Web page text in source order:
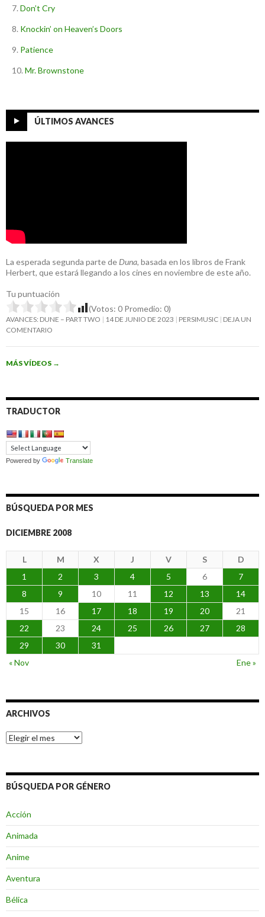
Don’t Cry
Knockin’ on Heaven’s Doors
Patience
Mr. Brownstone
ÚLTIMOS AVANCES
La esperada segunda parte de Duna, basada en los libros de Frank
Herbert, que estará llegando a los cines en noviembre de este año.
Tu puntuación
(Votos: 0 Promedio: 0)
AVANCES: DUNE – PART TWO 14 DE JUNIO DE 2023 PERSIMUSIC DEJA UN
COMENTARIO
MÁS VÍDEOS →
TRADUCTOR
Powered by Translate
BÚSQUEDA POR MES
DICIEMBRE 2008
L M X J V S
D
1
2 3 4 5 6
7
8
9 10 11 12 13
14
15
16 17 18 19 20
21
22
23 24 25 26 27
28
29
30
31
« Nov
Ene »
ARCHIVOS
Archivos
BÚSQUEDA POR GÉNERO
Acción
Animada
Anime
Aventura
Bélica